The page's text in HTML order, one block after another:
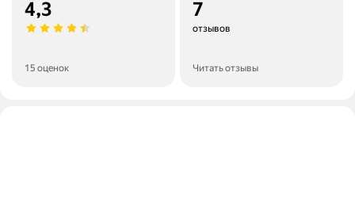
4,3
15 оценок
7
отзывов
Читать отзывы